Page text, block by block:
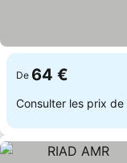
De 64 €
Consulter les prix de